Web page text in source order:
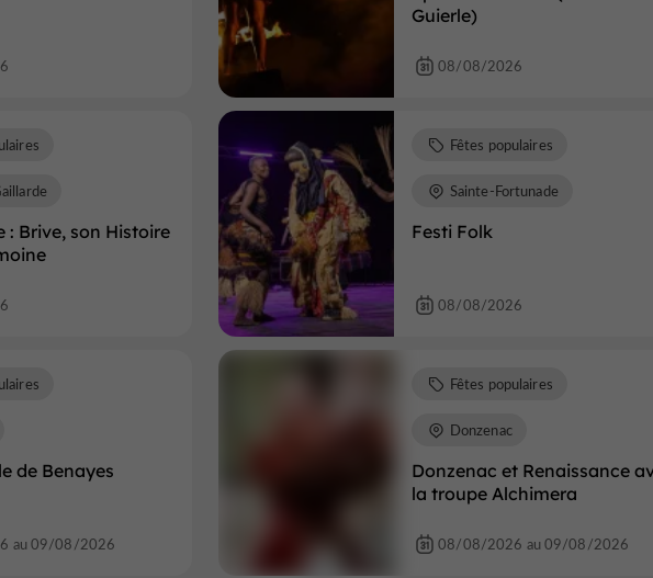
Guierle)
08/08/2026
: Brive, son Histoire
Festi Folk
Fêtes populaires
Sainte-Fortunade
08/08/2026
de Benayes
au 09/08/2026
Donzenac et Renaissance
la troupe Alchimera
Fêtes populaires
Donzenac
08/08/2026 au 09/08/2026